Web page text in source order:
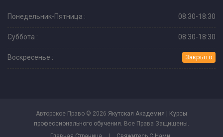
Понедельник-Пятница : 08:30-18:30
Суббота : 08:30-18:30
Воскресенье : Закрыто
Авторское Право © 2026 Якутская Академия | Курсы
профессионального обучения. Все Права Защищены.